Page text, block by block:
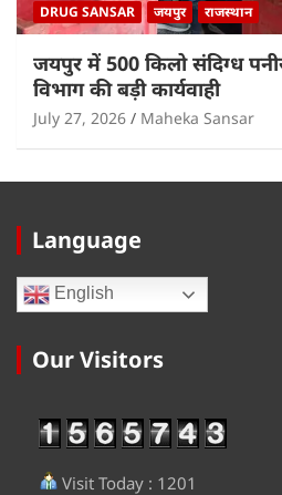
DRUG SANSAR जयपुर राजस्थान
जयपुर में 500 किलो संदिग्ध पनीर
विभाग की बड़ी कार्यवाही
July 27, 2026 Maheka Sansar
Language
English
Our Visitors
Visit Today : 1201